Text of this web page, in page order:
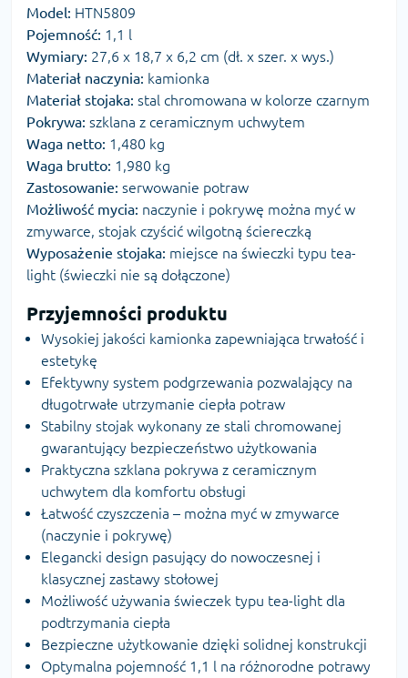
Model: HTN5809
Pojemność: 1,1 l
Wymiary: 27,6 x 18,7 x 6,2 cm (dł. x szer. x wys.)
Materiał naczynia: kamionka
Materiał stojaka: stal chromowana w kolorze czarnym
Pokrywa: szklana z ceramicznym uchwytem
Waga netto: 1,480 kg
Waga brutto: 1,980 kg
Zastosowanie: serwowanie potraw
Możliwość mycia: naczynie i pokrywę można myć w
zmywarce, stojak czyścić wilgotną ściereczką
Wyposażenie stojaka: miejsce na świeczki typu tea-
light (świeczki nie są dołączone)
Przyjemności produktu
Wysokiej jakości kamionka zapewniająca trwałość i
estetykę
Efektywny system podgrzewania pozwalający na
długotrwałe utrzymanie ciepła potraw
Stabilny stojak wykonany ze stali chromowanej
gwarantujący bezpieczeństwo użytkowania
Praktyczna szklana pokrywa z ceramicznym
uchwytem dla komfortu obsługi
Łatwość czyszczenia – można myć w zmywarce
(naczynie i pokrywę)
Elegancki design pasujący do nowoczesnej i
klasycznej zastawy stołowej
Możliwość używania świeczek typu tea-light dla
podtrzymania ciepła
Bezpieczne użytkowanie dzięki solidnej konstrukcji
Optymalna pojemność 1,1 l na różnorodne potrawy